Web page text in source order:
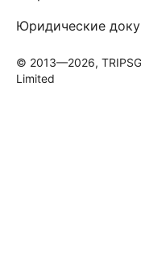
Юридические
© 2013—2026,
Limited